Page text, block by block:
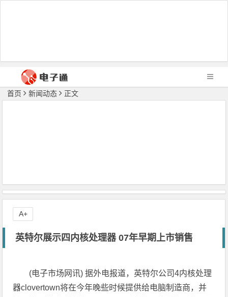
首页 新闻动态 正文
英特尔展示四内核处理器 07年早期上市销售
(电子市场网讯) 据外电报道，英特尔公司4内核处理
器clovertown将在今年晚些时候提供给电脑制造商，并
A+